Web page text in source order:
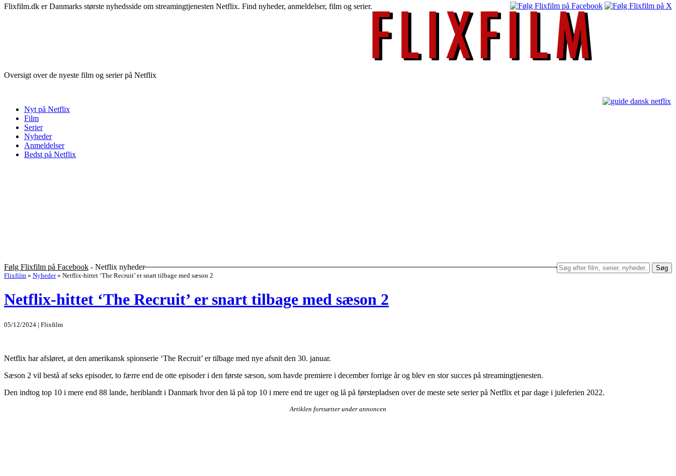
Flixfilm.dk er Danmarks største nyhedsside om streamingtjenesten Netflix. Find nyheder, anmeldelser, film og serier.
Oversigt over de nyeste film og serier på Netflix
Nyt på Netflix
Film
Serier
Nyheder
Anmeldelser
Bedst på Netflix
Følg Flixfilm på Facebook - Netflix nyheder
Søg
Flixfilm » Nyheder » Netflix-hittet ‘The Recruit’ er snart tilbage med sæson 2
Netflix-hittet ‘The Recruit’ er snart tilbage med sæson 2
05/12/2024 | Flixfilm
Netflix har afsløret, at den amerikansk spionserie ‘The Recruit’ er tilbage med nye afsnit den 30. januar.
Sæson 2 vil bestå af seks episoder, to færre end de otte episoder i den første sæson, som havde premiere i december forrige år og blev en stor succes på streamingtjenesten.
Den indtog top 10 i mere end 88 lande, heriblandt i Danmark hvor den lå på top 10 i mere end tre uger og lå på førstepladsen over de meste sete serier på Netflix et par dage i juleferien 2022.
Artiklen fortsætter under annoncen